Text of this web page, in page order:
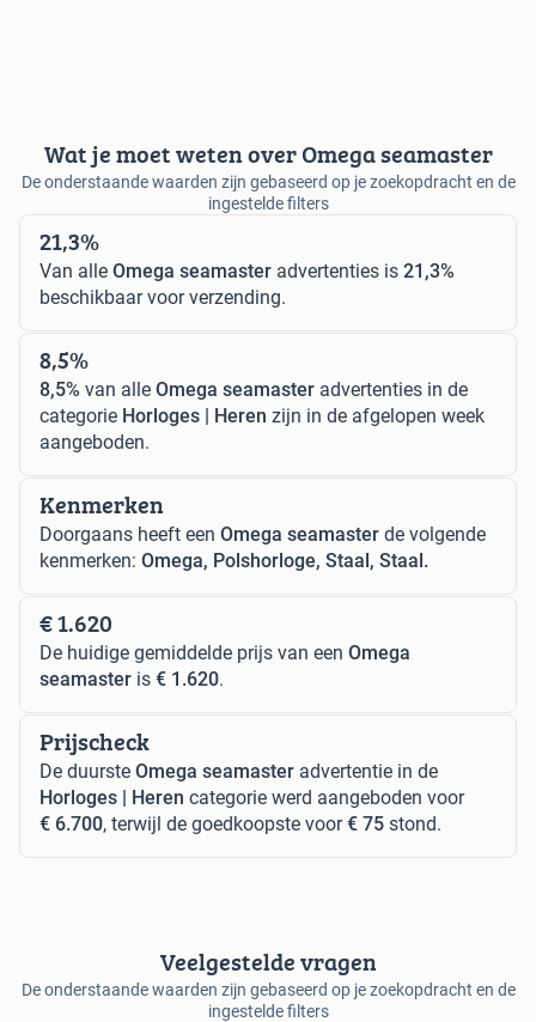
Wat je moet weten over Omega seamaster
De onderstaande waarden zijn gebaseerd op je zoekopdracht en de
ingestelde filters
21,3%
Van alle Omega seamaster advertenties is 21,3%
beschikbaar voor verzending.
8,5%
8,5% van alle Omega seamaster advertenties in de
categorie Horloges | Heren zijn in de afgelopen week
aangeboden.
Kenmerken
Doorgaans heeft een Omega seamaster de volgende
kenmerken: Omega, Polshorloge, Staal, Staal.
€ 1.620
De huidige gemiddelde prijs van een Omega
seamaster is € 1.620.
Prijscheck
De duurste Omega seamaster advertentie in de
Horloges | Heren categorie werd aangeboden voor
€ 6.700, terwijl de goedkoopste voor€ 75 stond.
Veelgestelde vragen
De onderstaande waarden zijn gebaseerd op je zoekopdracht en de
ingestelde filters